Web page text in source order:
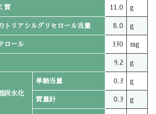
質 11.0 g
トリアシルグリセロール当量 8.0 g
ロール 330 mg
9.2 g
炭水化
単糖当量 0.3 g
質量計 0.3 g